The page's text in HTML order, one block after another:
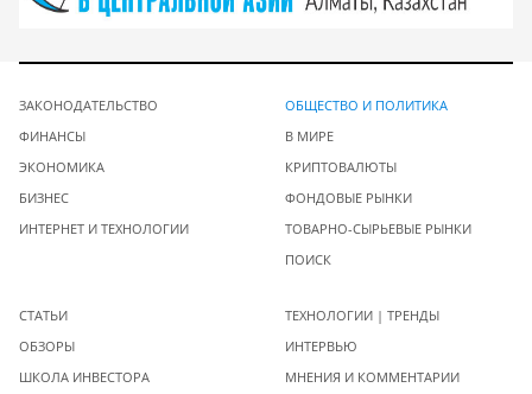
ЗАКОНОДАТЕЛЬСТВО
ФИНАНСЫ
ЭКОНОМИКА
БИЗНЕС
ИНТЕРНЕТ И ТЕХНОЛОГИИ
ОБЩЕСТВО И ПОЛИТИКА
В МИРЕ
КРИПТОВАЛЮТЫ
ФОНДОВЫЕ РЫНКИ
ТОВАРНО-СЫРЬЕВЫЕ РЫНКИ
ПОИСК
СТАТЬИ
ОБЗОРЫ
ШКОЛА ИНВЕСТОРА
ТЕХНОЛОГИИ | ТРЕНДЫ
ИНТЕРВЬЮ
МНЕНИЯ И КОММЕНТАРИИ